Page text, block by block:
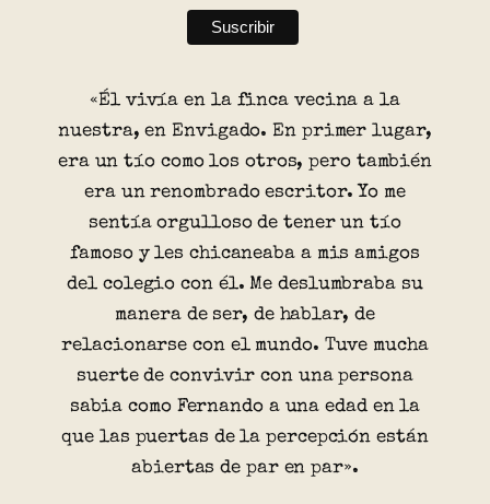
«Él vivía en la finca vecina a la
nuestra, en Envigado. En primer lugar,
era un tío como los otros, pero también
era un renombrado escritor. Yo me
sentía orgulloso de tener un tío
famoso y les chicaneaba a mis amigos
del colegio con él. Me deslumbraba su
manera de ser, de hablar, de
relacionarse con el mundo. Tuve mucha
suerte de convivir con una persona
sabia como Fernando a una edad en la
que las puertas de la percepción están
abiertas de par en par».